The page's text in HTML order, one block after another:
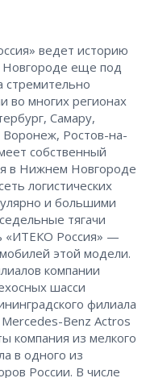
ведет историю
Новгороде еще под
стремительно
во многих регионах
Самару,
Воронеж, Ростов-на-
собственный
в Нижнем Новгороде
логистических
и большими
тягачи
«ИТЕКО Россия» —
этой модели.
компании
шасси
филиала
Benz Actros
компания из мелкого
в одного из
России. В числе